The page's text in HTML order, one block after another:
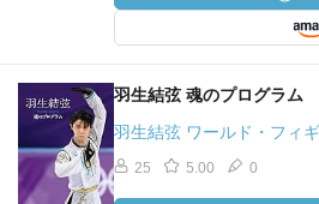
羽生結弦 魂のプログラム
羽生結弦 ワールド・フィ
25 5.00 0